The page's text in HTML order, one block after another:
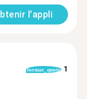
l'appli
format_quote 1